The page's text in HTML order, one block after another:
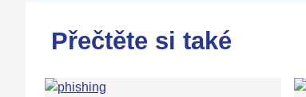
Přečtěte si také